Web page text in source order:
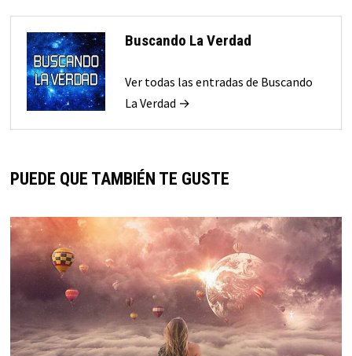
Buscando La Verdad
Ver todas las entradas de Buscando
La Verdad →
PUEDE QUE TAMBIÉN TE GUSTE